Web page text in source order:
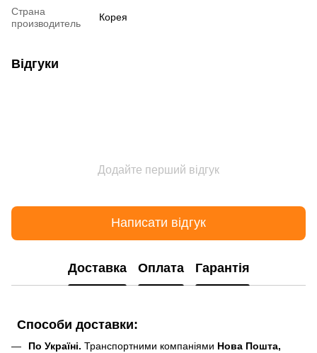
Страна
производитель
Корея
Відгуки
Додайте перший відгук
Написати відгук
Доставка Оплата Гарантія
Способи доставки:
По Україні. Транспортними компаніями Нова Пошта,